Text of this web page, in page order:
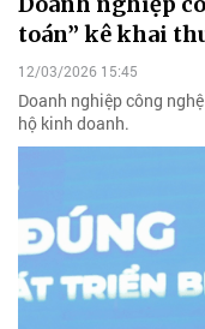
toán” kê khai
12/03/2026 15:45
Doanh nghiệp công
hộ kinh doanh.